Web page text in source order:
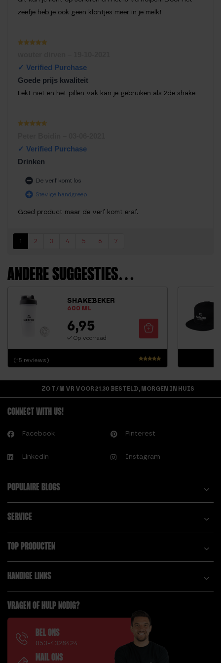
zeefje heb je ook geen klontjes meer in je melk!
Goede prijs kwaliteit
Lekt niet en het pillen vak kan je gebruiken als 2de shake
5
Drinken
De verf komt los
Stevige handgreep
Goed product maar de verf komt eraf.
1 2 3 4 5 6 7
ANDERE SUGGESTIES…
SHAKEBEKER
600 ML
Waardering
uit 5
(15 reviews)
6,95
Op voorraad
ZO T/M VR VOOR 21.30 BESTELD, MORGEN IN HUIS
CONNECT WITH US!
Facebook Pinterest
Linkedin Instagram
POPULAIRE BLOGS
SERVICE
TOP PRODUCTEN
HANDIGE LINKS
VRAGEN OF HULP NODIG?
BEL ONS
053-4328424
MAIL ONS